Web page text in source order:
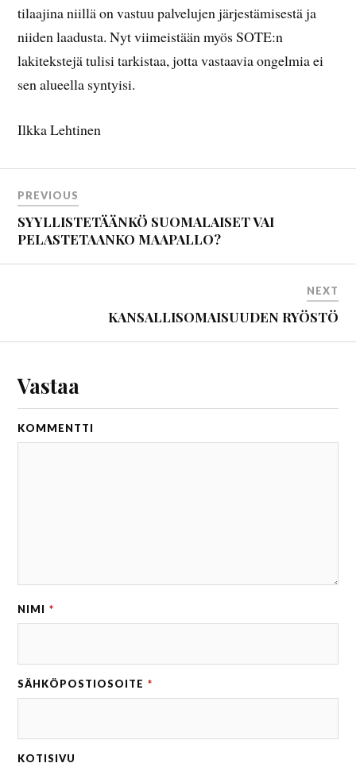
tilaajina niillä on vastuu palvelujen järjestämisestä ja
niiden laadusta. Nyt viimeistään myös SOTE:n
lakitekstejä tulisi tarkistaa, jotta vastaavia ongelmia ei
sen alueella syntyisi.
Ilkka Lehtinen
PREVIOUS
SYYLLISTETÄÄNKÖ SUOMALAISET VAI
PELASTETAANKO MAAPALLO?
NEXT
KANSALLISOMAISUUDEN RYÖSTÖ
Vastaa
KOMMENTTI
NIMI *
SÄHKÖPOSTIOSOITE *
KOTISIVU